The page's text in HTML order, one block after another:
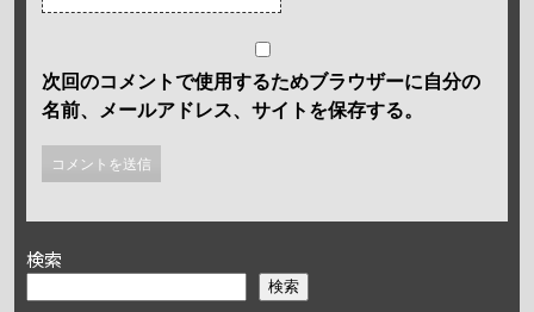
次回のコメントで使用するためブラウザーに自分の
名前、メールアドレス、サイトを保存する。
検索
検索